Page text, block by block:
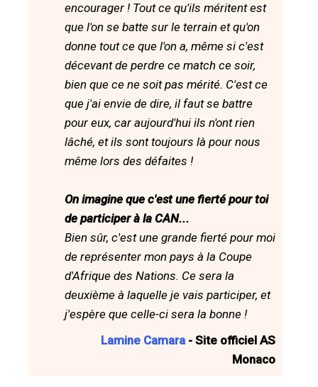
encourager ! Tout ce qu'ils méritent est
que l'on se batte sur le terrain et qu'on
donne tout ce que l'on a, même si c'est
décevant de perdre ce match ce soir,
bien que ce ne soit pas mérité. C'est ce
que j'ai envie de dire, il faut se battre
pour eux, car aujourd'hui ils n'ont rien
lâché, et ils sont toujours là pour nous
même lors des défaites !
On imagine que c'est une fierté pour toi
de participer à la CAN...
Bien sûr, c'est une grande fierté pour moi
de représenter mon pays à la Coupe
d'Afrique des Nations. Ce sera la
deuxième à laquelle je vais participer, et
j'espère que celle-ci sera la bonne !
Lamine Camara - Site officiel AS
Monaco